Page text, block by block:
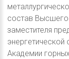
состав Высшего
заместителя
энергетической
Академии